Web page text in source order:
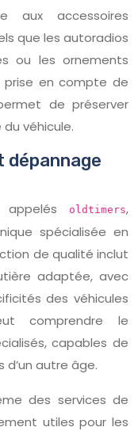
aux accessoires
que les autoradios
ou les ornements
prise en compte de
de préserver
véhicule.
dépannage
appelés oldtimers,
spécialisée en
de qualité inclut
adaptée, avec
des véhicules
comprendre le
capables de
autre âge.
des services de
utiles pour les